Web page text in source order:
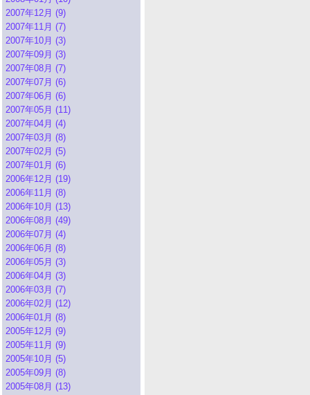
2007年12月 (9)
2007年11月 (7)
2007年10月 (3)
2007年09月 (3)
2007年08月 (7)
2007年07月 (6)
2007年06月 (6)
2007年05月 (11)
2007年04月 (4)
2007年03月 (8)
2007年02月 (5)
2007年01月 (6)
2006年12月 (19)
2006年11月 (8)
2006年10月 (13)
2006年08月 (49)
2006年07月 (4)
2006年06月 (8)
2006年05月 (3)
2006年04月 (3)
2006年03月 (7)
2006年02月 (12)
2006年01月 (8)
2005年12月 (9)
2005年11月 (9)
2005年10月 (5)
2005年09月 (8)
2005年08月 (13)